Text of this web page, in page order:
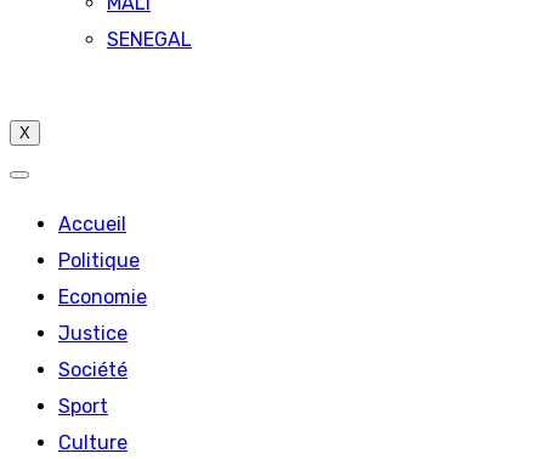
SENEGAL
X
Accueil
Politique
Economie
Justice
Société
Sport
Culture